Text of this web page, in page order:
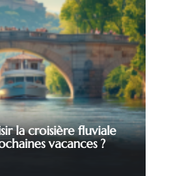
la croisière fluviale
vacances ?